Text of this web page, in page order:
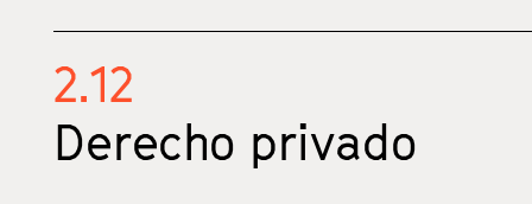
2.12
Derecho privado